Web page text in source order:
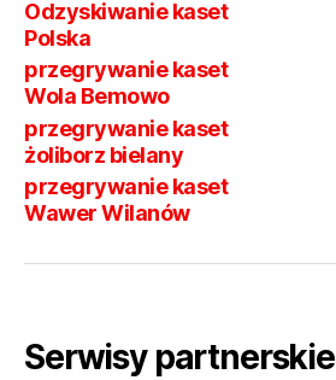
Odzyskiwanie kaset
Polska
przegrywanie kaset
Wola Bemowo
przegrywanie kaset
żoliborz bielany
przegrywanie kaset
Wawer Wilanów
Serwisy partnerskie